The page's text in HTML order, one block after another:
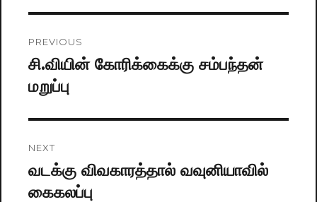
navigation
PREVIOUS
Previous
post:
சி.வியின் கோரிக்கைக்கு சம்பந்தன்
மறுப்பு
NEXT
Next
post:
வடக்கு விவகாரத்தால் வவுனியாவில்
கைகலப்பு